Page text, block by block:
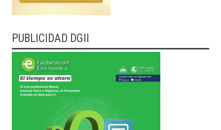
PUBLICIDAD DGII